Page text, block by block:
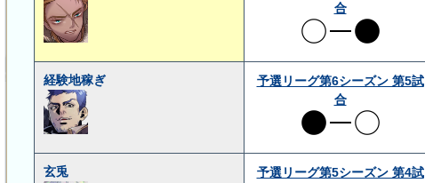
合
経験地稼ぎ
予選リーグ第6シーズン 第5試
合
玄兎
予選リーグ第5シーズン 第4試